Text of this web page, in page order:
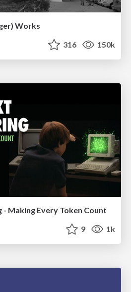
Works
316 150k
Making Every Token Count
9 1k